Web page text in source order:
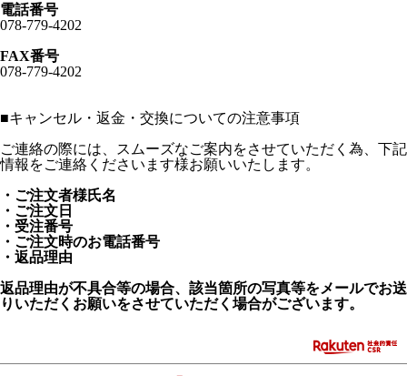
電話番号
078-779-4202
FAX番号
078-779-4202
■キャンセル・返金・交換についての注意事項
ご連絡の際には、スムーズなご案内をさせていただく為、下記
情報をご連絡くださいます様お願いいたします。
・ご注文者様氏名
・ご注文日
・受注番号
・ご注文時のお電話番号
・返品理由
返品理由が不具合等の場合、該当箇所の写真等をメールでお送
りいただくお願いをさせていただく場合がございます。